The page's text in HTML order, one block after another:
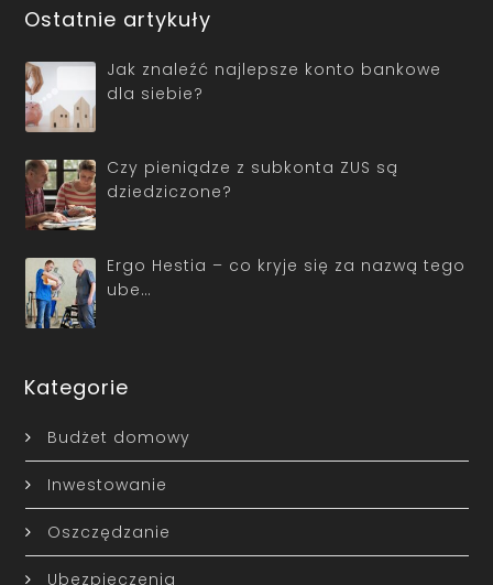
Ostatnie artykuły
Jak znaleźć najlepsze konto bankowe
dla siebie?
Czy pieniądze z subkonta ZUS są
dziedziczone?
Ergo Hestia – co kryje się za nazwą tego
ube…
Kategorie
Budżet domowy
Inwestowanie
Oszczędzanie
Ubezpieczenia